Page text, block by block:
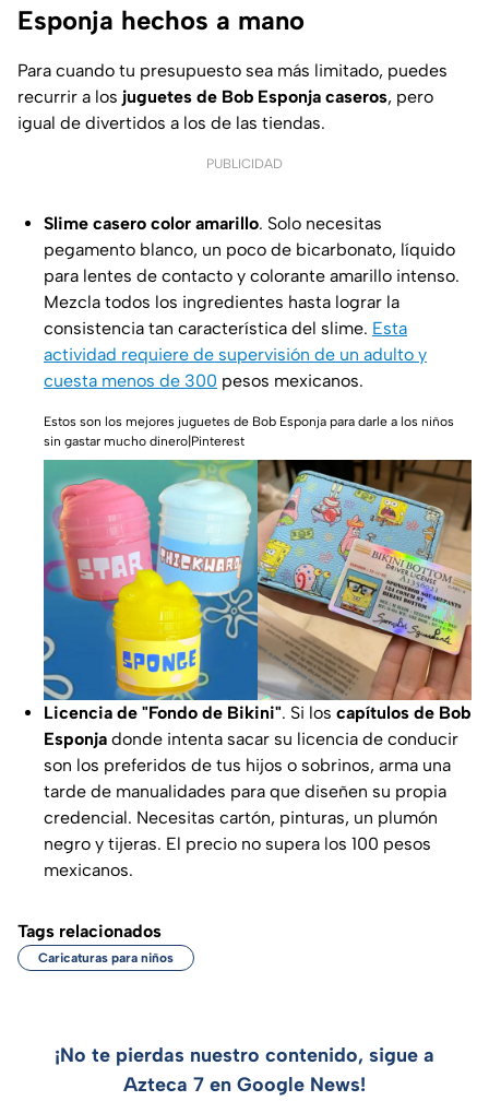
Esponja hechos a mano
Para cuando tu presupuesto sea más limitado, puedes
recurrir a los juguetes de Bob Esponja caseros, pero
igual de divertidos a los de las tiendas.
PUBLICIDAD
Slime casero color amarillo. Solo necesitas
pegamento blanco, un poco de bicarbonato, líquido
para lentes de contacto y colorante amarillo intenso.
Mezcla todos los ingredientes hasta lograr la
consistencia tan característica del slime. Esta
actividad requiere de supervisión de un adulto y
cuesta menos de 300 pesos mexicanos.
Estos son los mejores juguetes de Bob Esponja para darle a los niños
sin gastar mucho dinero|Pinterest
Licencia de "Fondo de Bikini". Si los capítulos de Bob
Esponja donde intenta sacar su licencia de conducir
son los preferidos de tus hijos o sobrinos, arma una
tarde de manualidades para que diseñen su propia
credencial. Necesitas cartón, pinturas, un plumón
negro y tijeras. El precio no supera los 100 pesos
mexicanos.
Tags relacionados
Caricaturas para niños
¡No te pierdas nuestro contenido, sigue a
Azteca 7 en Google News!